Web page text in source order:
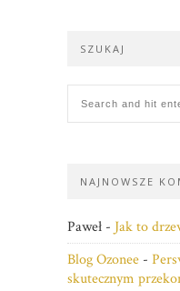
SZUKAJ
NAJNOWSZE
Paweł - Jak to
Blog Ozonee -
skutecznym